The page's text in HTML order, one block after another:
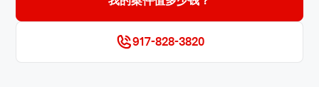
917-828-3820